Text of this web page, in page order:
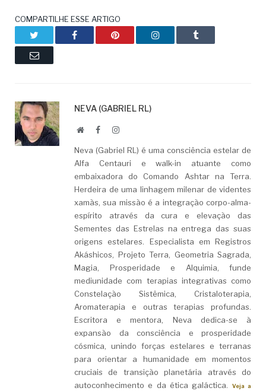
COMPARTILHE ESSE ARTIGO
Facebook Pinterest LinkedIn Tumblr
Email
NEVA (GABRIEL RL)
WebsiteFacebookLinkedIn
Neva (Gabriel RL) é uma consciência estelar de
Alfa Centauri e walk-in atuante como
embaixadora do Comando Ashtar na Terra.
Herdeira de uma linhagem milenar de videntes
xamãs, sua missão é a integração corpo-alma-
espírito através da cura e elevação das
Sementes das Estrelas na entrega das suas
origens estelares. Especialista em Registros
Akáshicos, Projeto Terra, Geometria Sagrada,
Magia, Prosperidade e Alquimia, funde
mediunidade com terapias integrativas como
Constelação Sistêmica, Cristaloterapia,
Aromaterapia e outras terapias profundas.
Escritora e mentora, Neva dedica-se à
expansão da consciência e prosperidade
cósmica, unindo forças estelares e terranas
para orientar a humanidade em momentos
cruciais de transição planetária através do
autoconhecimento e da ética galáctica.
Veja a